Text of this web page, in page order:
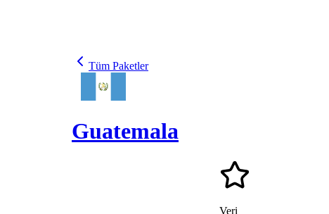
Tüm Paketler
Guatemala
Veri